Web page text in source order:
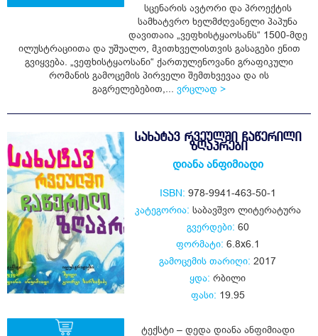
სცენარის ავტორი და პროექტის
სამხატვრო ხელმძღვანელი პაპუნა
დავითაია „ვეფხისტყაოსანს“ 1500-მდე
ილუსტრაციითა და უშუალო, მკითხველისთვის გასაგები ენით
გვიყვება. „ვეფხისტყაოსანი“ ქართულენოვანი გრაფიკული
რომანის გამოცემის პირველი შემთხვევაა და ის
გაგრელებებით,... ვრცლად >
ᲡᲐᲮᲐᲢᲐᲕ ᲠᲕᲔᲣᲚᲨᲘ ᲩᲐᲬᲔᲠᲘᲚᲘ
ᲖᲦᲐᲞᲠᲔᲑᲘ
დიანა ანფიმიადი
ISBN: 978-9941-463-50-1
კატეგორია: საბავშვო ლიტერატურა
გვერდები: 60
ფორმატი: 6.8x6.1
გამოცემის თარიღი: 2017
ყდა: რბილი
ფასი: 19.95
ტექსტი – დედა დიანა ანფიმიადი